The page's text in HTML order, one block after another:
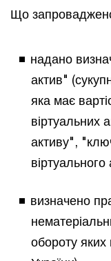
Що
надано
актив"
яка має
віртуальних
активу",
визначено
обороту